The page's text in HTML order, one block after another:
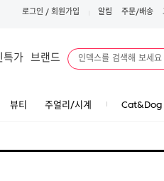
로그인 / 회원가입 알림 주문/배송
특가 브랜드
뷰티 주얼리/시계 Cat&Dog